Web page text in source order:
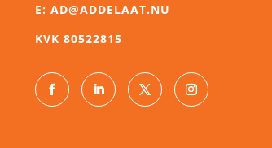
E: AD@ADDELAAT.NU
KVK 80522815